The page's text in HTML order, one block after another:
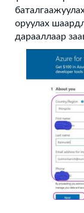
оруулах
дарааллаар